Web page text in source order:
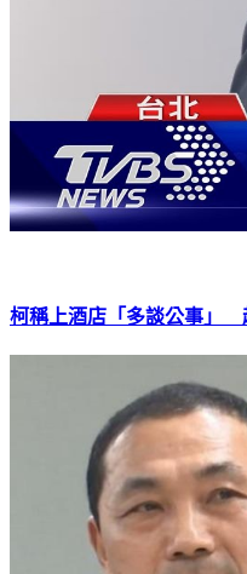
柯稱上酒店「多談公事」